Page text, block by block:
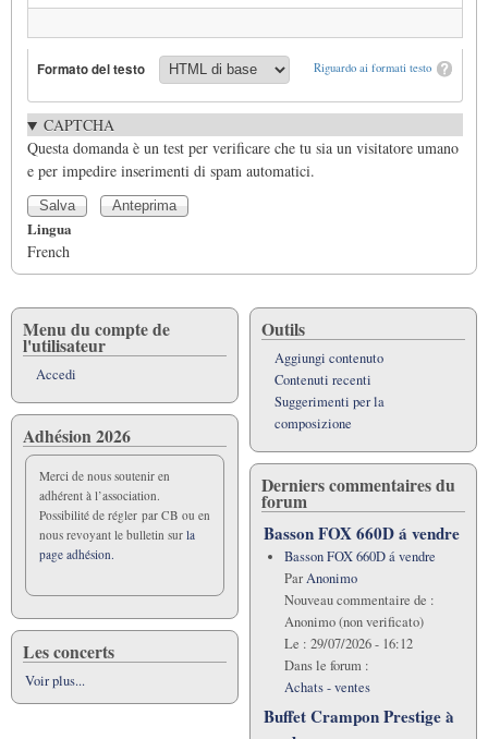
Riguardo ai formati testo
Formato del testo
CAPTCHA
Questa domanda è un test per verificare che tu sia un visitatore umano
e per impedire inserimenti di spam automatici.
Lingua
French
Menu du compte de
l'utilisateur
Accedi
Adhésion 2026
Merci de nous soutenir en
adhérent à l’association.
Possibilité de régler par CB ou en
nous revoyant le bulletin sur la
page adhésion.
Les concerts
Voir plus...
Outils
Aggiungi contenuto
Contenuti recenti
Suggerimenti per la
composizione
Derniers commentaires du
forum
Basson FOX 660D á vendre
Basson FOX 660D á vendre
ParAnonimo
Nouveau commentaire de :
Anonimo (non verificato)
Le : 29/07/2026 - 16:12
Dans le forum :
Achats - ventes
Buffet Crampon Prestige à